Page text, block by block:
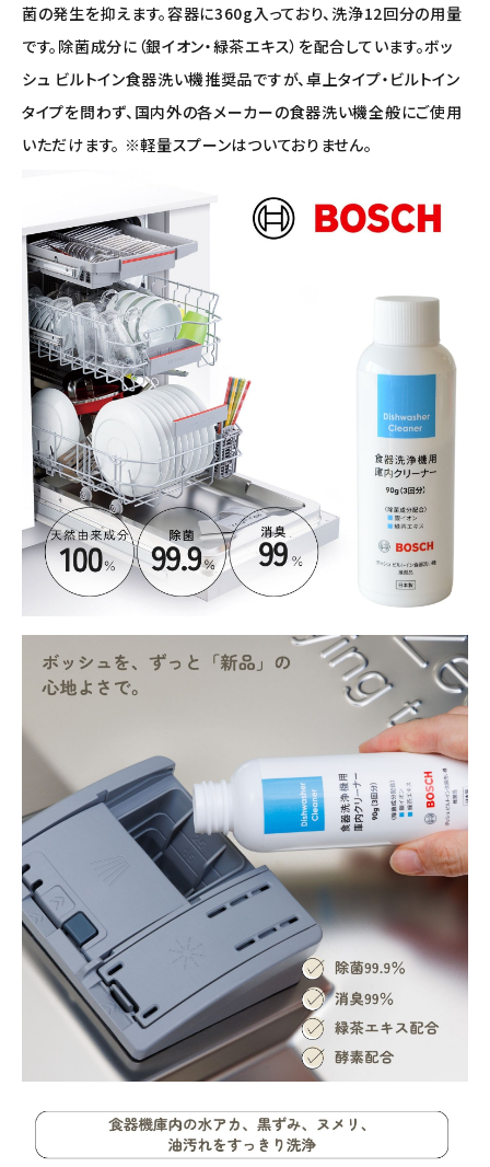
ようこそ ゲスト 様
meeting_room ログイン person 会員登録
菌の発生を抑えます。容器に360g入っており、洗浄12回分の用量
です。除菌成分に（銀イオン・緑茶エキス）を配合しています。ボッ
シュ ビルトイン食器洗い機推奨品ですが、卓上タイプ・ビルトイン
タイプを問わず、国内外の各メーカーの食器洗い機全般にご使用
いただけます。 ※軽量スプーンはついておりません。